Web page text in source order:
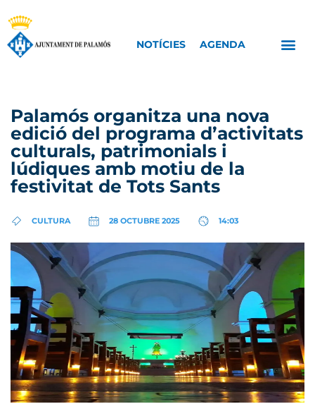
NOTÍCIES AGENDA
Palamós organitza una nova
edició del programa d’activitats
culturals, patrimonials i
lúdiques amb motiu de la
festivitat de Tots Sants
CULTURA 28 OCTUBRE 2025 14:03